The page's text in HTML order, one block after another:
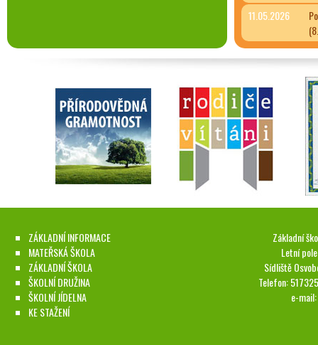
11.05.2026
ZÁKLADNÍ INFORMACE
MATEŘSKÁ ŠKOLA
ZÁKLADNÍ ŠKOLA
ŠKOLNÍ DRUŽINA
ŠKOLNÍ JÍDELNA
KE STAŽENÍ
Základní
Letní
Sídliště
Telefon:
e-mail: